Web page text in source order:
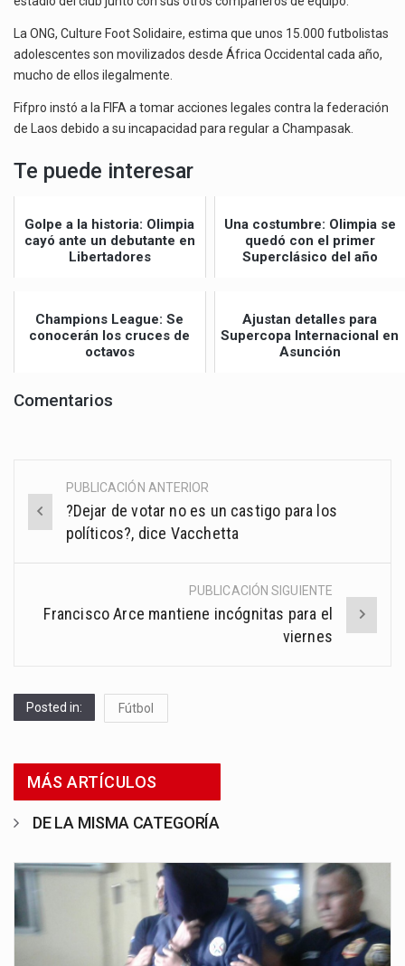
La ONG, Culture Foot Solidaire, estima que unos 15.000 futbolistas
adolescentes son movilizados desde África Occidental cada año,
mucho de ellos ilegalmente.
Fifpro instó a la FIFA a tomar acciones legales contra la federación
de Laos debido a su incapacidad para regular a Champasak.
Te puede interesar
Golpe a la historia: Olimpia
cayó ante un debutante en
Libertadores
Una costumbre: Olimpia se
quedó con el primer
Superclásico del año
Champions League: Se
conocerán los cruces de
octavos
Ajustan detalles para
Supercopa Internacional en
Asunción
Comentarios
Post
navigation
PUBLICACIÓN ANTERIOR
?Dejar de votar no es un castigo para los
políticos?, dice Vacchetta
PUBLICACIÓN SIGUIENTE
Francisco Arce mantiene incógnitas para el
viernes
Posted in: Fútbol
MÁS ARTÍCULOS
DE LA MISMA CATEGORÍA